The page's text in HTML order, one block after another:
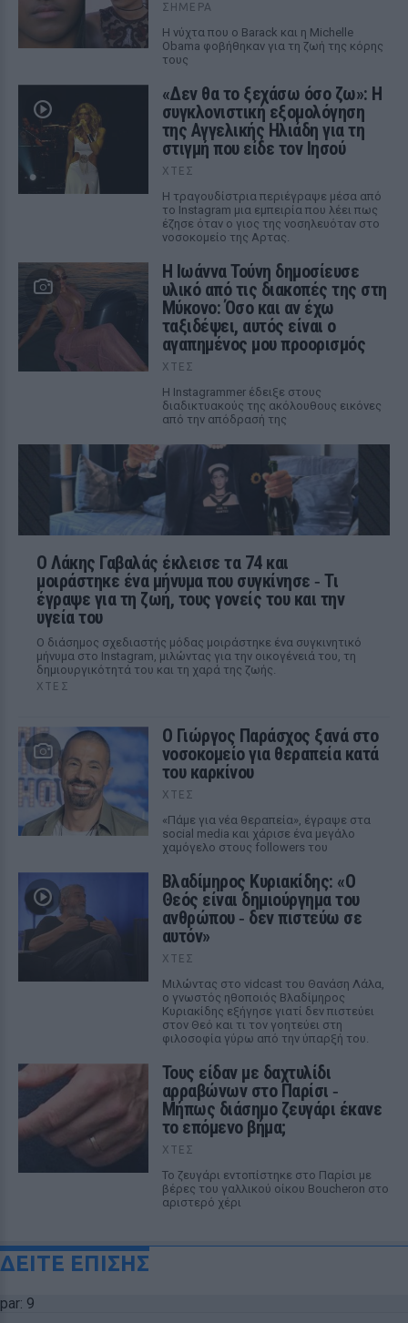
ΣΉΜΕΡΑ
Η νύχτα που ο Barack και η Michelle
Obama φοβήθηκαν για τη ζωή της κόρης
τους
«Δεν θα το ξεχάσω όσο ζω»: Η
συγκλονιστική εξομολόγηση
της Αγγελικής Ηλιάδη για τη
στιγμή που είδε τον Ιησού
ΧΤΕΣ
Η τραγουδίστρια περιέγραψε μέσα από
το Instagram μια εμπειρία που λέει πως
έζησε όταν ο γιος της νοσηλευόταν στο
νοσοκομείο της Αρτας.
Η Ιωάννα Τούνη δημοσίευσε
υλικό από τις διακοπές της στη
Μύκονο: Όσο και αν έχω
ταξιδέψει, αυτός είναι ο
αγαπημένος μου προορισμός
ΧΤΕΣ
Η Instagrammer έδειξε στους
διαδικτυακούς της ακόλουθους εικόνες
από την απόδρασή της
Ο Λάκης Γαβαλάς έκλεισε τα 74 και
μοιράστηκε ένα μήνυμα που συγκίνησε ‑ Τι
έγραψε για τη ζωή, τους γονείς του και την
υγεία του
Ο διάσημος σχεδιαστής μόδας μοιράστηκε ένα συγκινητικό
μήνυμα στο Instagram, μιλώντας για την οικογένειά του, τη
δημιουργικότητά του και τη χαρά της ζωής.
ΧΤΕΣ
O Γιώργος Παράσχος ξανά στο
νοσοκομείο για θεραπεία κατά
του καρκίνου
ΧΤΕΣ
«Πάμε για νέα θεραπεία», έγραψε στα
social media και χάρισε ένα μεγάλο
χαμόγελο στους followers του
Βλαδίμηρος Κυριακίδης: «Ο
Θεός είναι δημιούργημα του
ανθρώπου ‑ δεν πιστεύω σε
αυτόν»
ΧΤΕΣ
Μιλώντας στο vidcast του Θανάση Λάλα,
ο γνωστός ηθοποιός Βλαδίμηρος
Κυριακίδης εξήγησε γιατί δεν πιστεύει
στον Θεό και τι τον γοητεύει στη
φιλοσοφία γύρω από την ύπαρξή του.
Τους είδαν με δαχτυλίδι
αρραβώνων στο Παρίσι ‑
Μήπως διάσημο ζευγάρι έκανε
το επόμενο βήμα;
ΧΤΕΣ
Το ζευγάρι εντοπίστηκε στο Παρίσι με
βέρες του γαλλικού οίκου Boucheron στο
αριστερό χέρι
ΔΕΙΤΕ ΕΠΙΣΗΣ
par: 9